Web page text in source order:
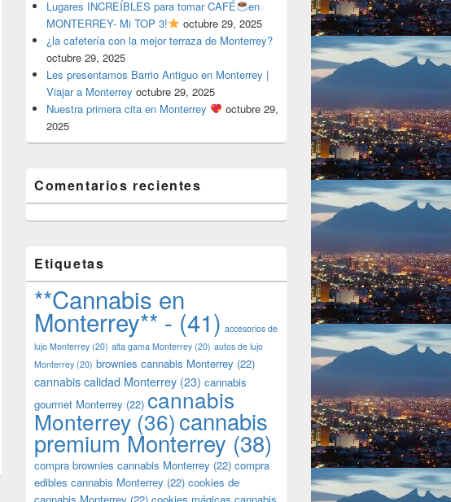
Lugares INCREÍBLES para tomar CAFÉ
en
MONTERREY- Mi TOP 3!
octubre 29, 2025
¿la cafetería con la mejor terraza de Monterrey?
octubre 29, 2025
Les presentamos Barrio Antiguo en Monterrey |
Viajar a Monterrey octubre 29, 2025
Nuestra primera cita en Monterrey
octubre 29,
2025
Comentarios recientes
Etiquetas
**Cannabis en
Monterrey** - (41) accesorios de
lujo Monterrey (20) alta gama Monterrey (20) autos de lujo
Monterrey (20) brownies cannabis Monterrey (22)
cannabis calidad Monterrey (23) cannabis
gourmet Monterrey (22) cannabis
Monterrey (36)cannabis
premium Monterrey (38)
compra brownies cannabis Monterrey (22) compra
edibles cannabis Monterrey (22) cookies de